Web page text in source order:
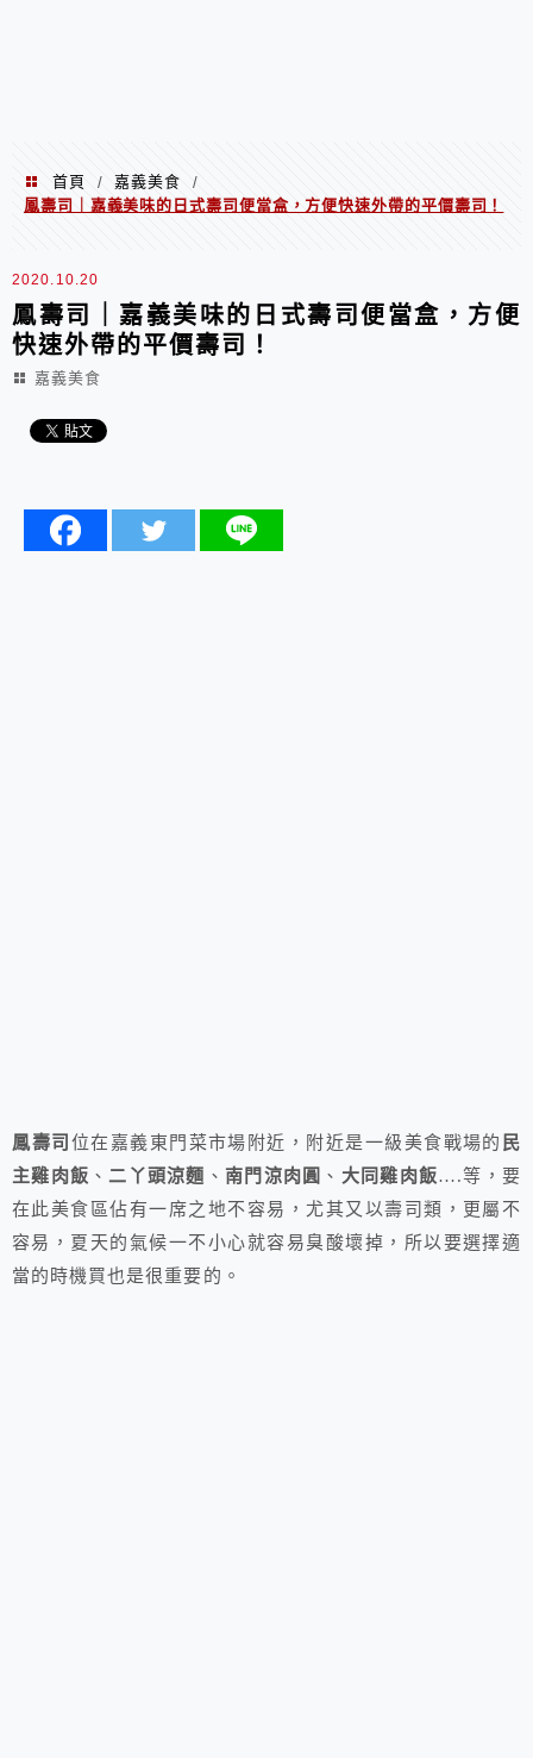
首頁 / 嘉義美食
/
鳳壽司｜嘉義美味的日式壽司便當盒，方便快速外帶的平價壽司！
2020.10.20
鳳壽司｜嘉義美味的日式壽司便當盒，方便
快速外帶的平價壽司！
嘉義美食
鳳壽司 位在嘉義東門菜市場附近，附近是一級美食戰場的 民
主雞肉飯 、 二丫頭涼麵 、 南門涼肉圓 、 大同雞肉飯….等，要
在此美食區佔有一席之地不容易，尤其又以壽司類，更屬不
容易，夏天的氣候一不小心就容易臭酸壞掉，所以要選擇適
當的時機買也是很重要的。